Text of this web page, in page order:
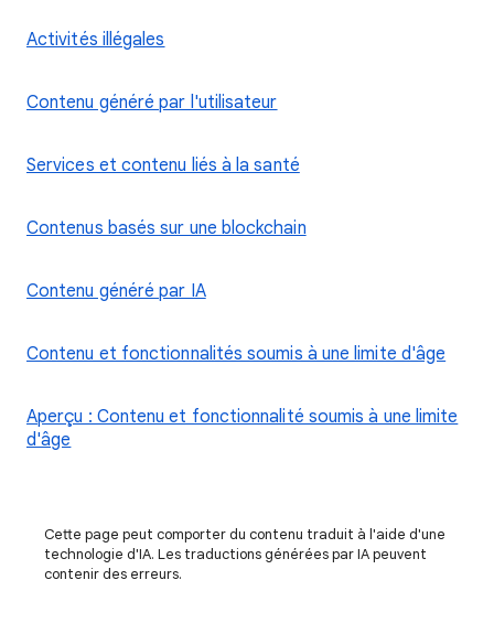
Activités illégales
Contenu généré par l'utilisateur
Services et contenu liés à la santé
Contenus basés sur une blockchain
Contenu généré par IA
Contenu et fonctionnalités soumis à une limite d'âge
Aperçu : Contenu et fonctionnalité soumis à une limite
d'âge
Cette page peut comporter du contenu traduit à l'aide d'une
technologie d'IA. Les traductions générées par IA peuvent
contenir des erreurs.